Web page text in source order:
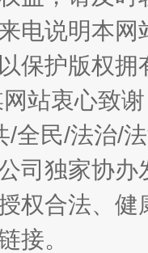
生
电说明本
保护版权
站衷心致
/全民/法治/
司独家协
权合法、
接。